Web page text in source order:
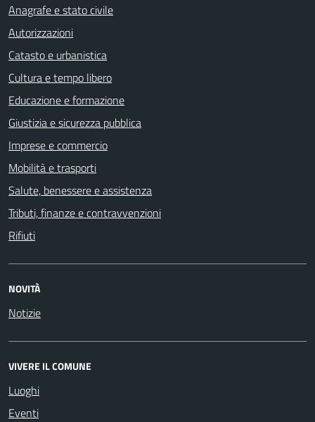
Anagrafe e stato civile
Autorizzazioni
Catasto e urbanistica
Cultura e tempo libero
Educazione e formazione
Giustizia e sicurezza pubblica
Imprese e commercio
Mobilità e trasporti
Salute, benessere e assistenza
Tributi, finanze e contravvenzioni
Rifiuti
NOVITÀ
Notizie
VIVERE IL COMUNE
Luoghi
Eventi